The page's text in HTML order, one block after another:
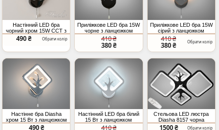
Настінний LED бра
чорний хром 15W CCT з
ланцюжком
490 ₴ Обрати колір
Приліжкове LED бра 15W
чорне з ланцюжком
410 ₴
380 ₴
Приліжкове LED бра 15W
сірий з ланцюжком
410 ₴
380 ₴ Обрати колір
Настінне бра Diasha
хром 15 Вт з ланцюжком
490 ₴
Настінний LED бра білий
15 Вт з ланцюжком
410 ₴
Стельова LED люстра
Diasha 8157 чорна
димер 83W
1500 ₴ Обрати колір